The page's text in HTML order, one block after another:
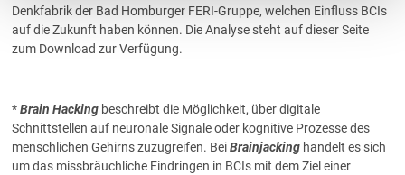
Denkfabrik der Bad Homburger FERI-Gruppe, welchen Einfluss BCIs
auf die Zukunft haben können. Die Analyse steht auf dieser Seite
zum Download zur Verfügung.
*Brain Hackingbeschreibt die Möglichkeit, über digitale
Schnittstellen auf neuronale Signale oder kognitive Prozesse des
menschlichen Gehirns zuzugreifen. BeiBrainjacking handelt es sich
um das missbräuchliche Eindringen in BCIs mit dem Ziel einer